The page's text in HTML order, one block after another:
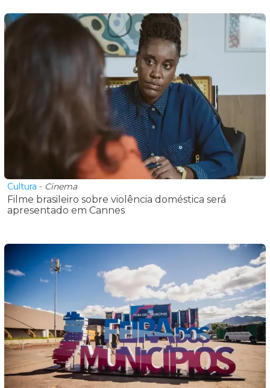
Cultura - Cinema
Filme brasileiro sobre violência doméstica será
apresentado em Cannes